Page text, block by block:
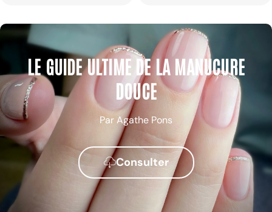
habituel
habituel
LE GUIDE ULTIME DE LA MANUCURE
DOUCE
Par Agathe Pons
Consulter